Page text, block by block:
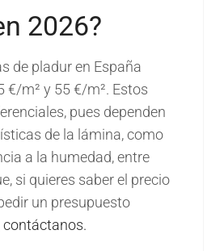
2026?
de pladur en España
€/m² y 55 €/m². Estos
pues dependen
de la lámina, como
a la humedad, entre
si quieres saber el precio
un presupuesto
contáctanos.